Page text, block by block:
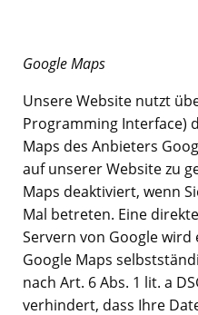
Google Maps
Unsere Website nutzt
Programming Interface)
Maps des Anbieters
auf unserer Website zu
Maps deaktiviert, wenn
Mal betreten. Eine
Servern von Google
Google Maps
nach Art. 6 Abs. 1 lit. a
verhindert, dass Ihre